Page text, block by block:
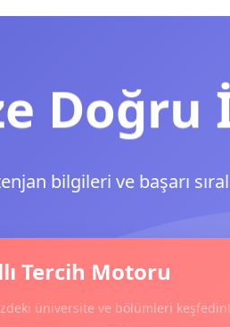
Doğru
bilgileri ve başarı
Tercih Motoru
üniversite ve bölümleri keşfedin!